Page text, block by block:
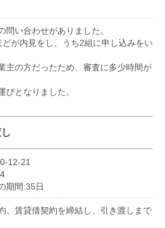
い合わせがありました。
が内見をし、うち2組に申し込みをい
主の方だったため、審査に多少時間が
びとなりました。
12-21
期間:35日
、賃貸借契約を締結し、引き渡しまで